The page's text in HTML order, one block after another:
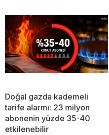
Doğal gazda kademeli
tarife alarmı: 23 milyon
abonenin yüzde 35-40
etkilenebilir